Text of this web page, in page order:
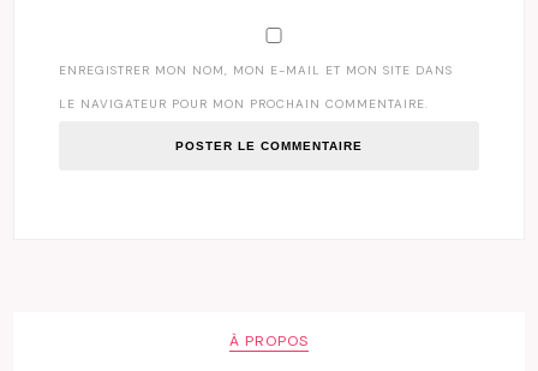
ENREGISTRER MON NOM, MON E-MAIL ET MON SITE DANS
LE NAVIGATEUR POUR MON PROCHAIN COMMENTAIRE.
À PROPOS